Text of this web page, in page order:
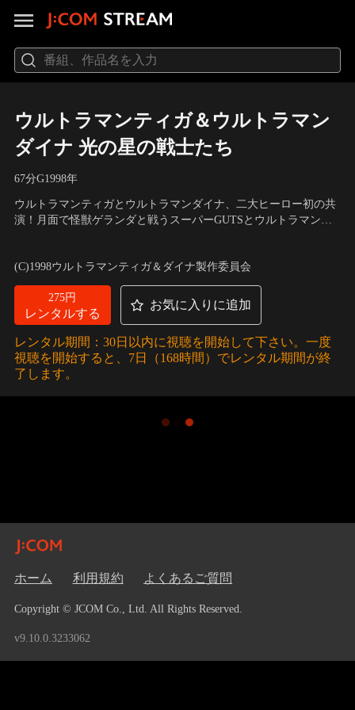
ウルトラマンティガ＆ウルトラマン
ダイナ 光の星の戦士たち
67分G1998年
ウルトラマンティガとウルトラマンダイナ、二大ヒーロー初の共
演！月面で怪獣ゲランダと戦うスーパーGUTSとウルトラマンダ
ウスは、人型に変形を始めた。それは、モネラ星人の地球征服計
画のはじまりだった！
(C)1998ウルトラマンティガ＆ダイナ製作委員会
275円
レンタルする
お気に入りに追加
レンタル期間：30日以内に視聴を開始して下さい。一度
視聴を開始すると、7日（168時間）でレンタル期間が終
了します。
ホーム 利用規約 よくあるご質問
Copyright © JCOM Co., Ltd. All Rights Reserved.
v9.10.0.3233062